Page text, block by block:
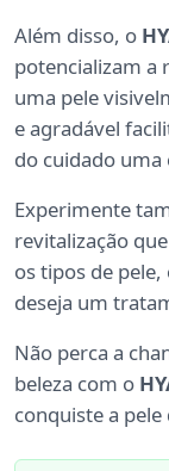
Além disso, o
potencializam a
uma pele
e agradável
do cuidado uma
Experimente
revitalização
os tipos de
deseja um
Não perca a
beleza com o
conquiste a